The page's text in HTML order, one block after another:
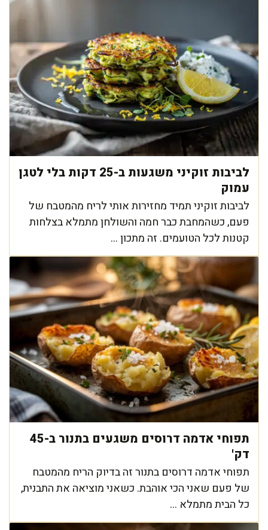
לביבות זוקיני משגעות ב-25 דקות בלי לטגן
עמוק
לביבות זוקיני תמיד מחזירות אותי לריח מהמטבח של
פעם, כשהמחבת כבר חמה והשולחן מתמלא בצלחות
קטנות לכל הטועמים. זה מתכון ...
תפוחי אדמה דרוסים משגעים בתנור ב-45
דק'
תפוחי אדמה דרוסים בתנור זה בדיוק הריח מהמטבח
של פעם שאני הכי אוהבת. כשאני מוציאה את התבנית,
כל הבית מתמלא ...